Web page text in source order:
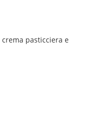
pasticciera e